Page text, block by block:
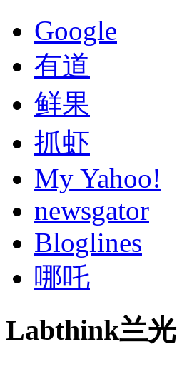
Google
有道
鲜果
抓虾
My Yahoo!
newsgator
Bloglines
哪吒
Labthink兰光